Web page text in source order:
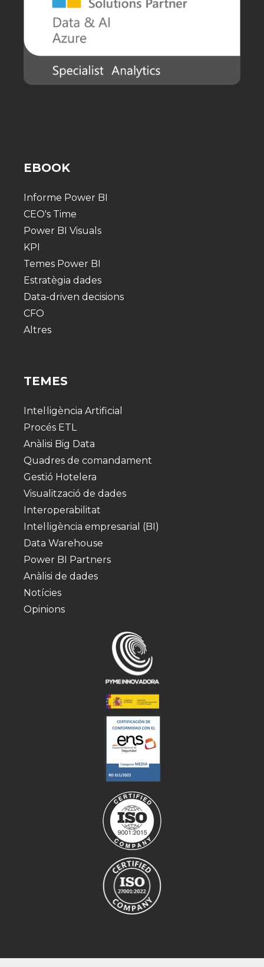
EBOOK
Informe Power BI
CEO's Time
Power BI Visuals
KPI
Temes Power BI
Estratègia dades
Data-driven decisions
CFO
Altres
TEMES
Intel·ligència Artificial
Procés ETL
Anàlisi Big Data
Quadres de comandament
Gestió Hotelera
Visualització de dades
Interoperabilitat
Intel·ligència empresarial (BI)
Data Warehouse
Power BI Partners
Anàlisi de dades
Notícies
Opinions